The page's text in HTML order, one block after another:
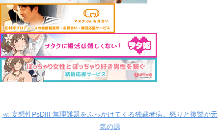
≪ 妄想性PsDIII 無理難題をふっかけてくる独裁者病。怒りと復讐が元
気の源